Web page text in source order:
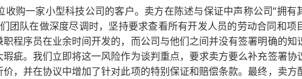
购一家小型科技公司的客户。卖方在陈述与保证中声称公司“拥有
团队在做深度尽调时，坚持要求查看所有开发人员的劳动合同和项
程序员在业余时间开发的，而公司与他们之间并没有签署明确的知
疵。我们立即将这一风险作为谈判重点，要求卖方要么补充签署协
，并在协议中增加了针对此项的特别保证和赔偿条款。最终，卖方